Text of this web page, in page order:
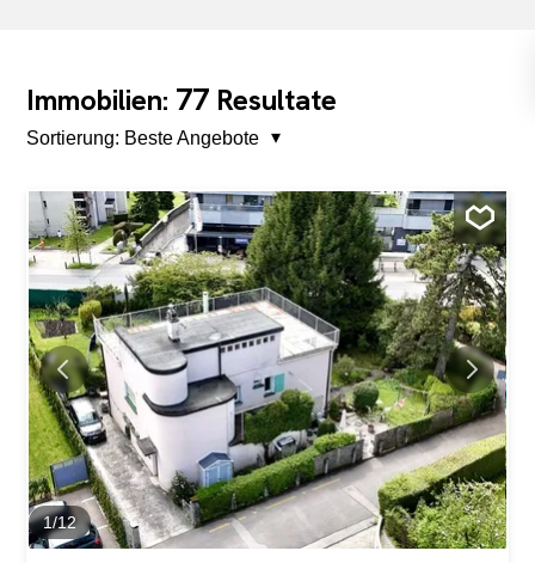
Immobilien: 77 Resultate
Sortierung: Beste Angebote
1/12